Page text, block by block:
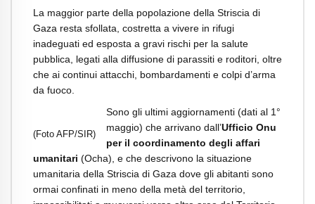
La maggior parte della popolazione della Striscia di
Gaza resta sfollata, costretta a vivere in rifugi
inadeguati ed esposta a gravi rischi per la salute
pubblica, legati alla diffusione di parassiti e roditori, oltre
che ai continui attacchi, bombardamenti e colpi d’arma
da fuoco.
(Foto AFP/SIR)
Sono gli ultimi aggiornamenti (dati al 1°
maggio) che arrivano dall’Ufficio Onu
per il coordinamento degli affari
umanitari (Ocha), e che descrivono la situazione
umanitaria della Striscia di Gaza dove gli abitanti sono
ormai confinati in meno della metà del territorio,